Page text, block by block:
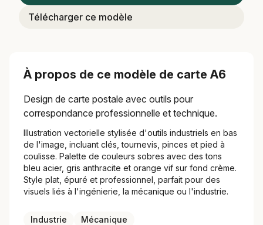
Télécharger ce modèle
À propos de ce modèle de carte A6
Design de carte postale avec outils pour
correspondance professionnelle et technique.
Illustration vectorielle stylisée d'outils industriels en bas
de l'image, incluant clés, tournevis, pinces et pied à
coulisse. Palette de couleurs sobres avec des tons
bleu acier, gris anthracite et orange vif sur fond crème.
Style plat, épuré et professionnel, parfait pour des
visuels liés à l'ingénierie, la mécanique ou l'industrie.
Industrie Mécanique